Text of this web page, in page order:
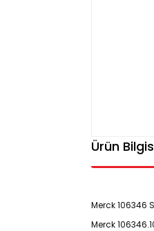
Ürün
Merck 106346
Merck